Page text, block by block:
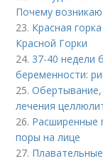
Почему
23. Красная
Красной Горки
24. 37-40 недели
беременности:
25.
лечения
26. Расширенные
поры на лице
27.